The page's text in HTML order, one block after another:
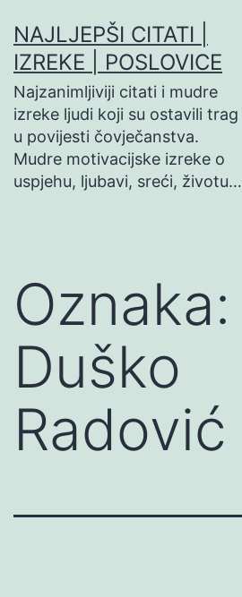
na
sadržaj
NAJLJEPŠI CITATI |
IZREKE | POSLOVICE
Najzanimljiviji citati i mudre
izreke ljudi koji su ostavili trag
u povijesti čovječanstva.
Mudre motivacijske izreke o
uspjehu, ljubavi, sreći, životu…
Oznaka:
Duško
Radović